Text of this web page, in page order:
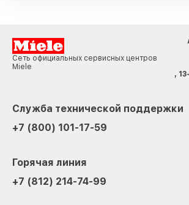
Сеть официальных сервисных центров
Miele
,
Служба технической поддержки
+7 (800) 101-17-59
Горячая линия
+7 (812) 214-74-99